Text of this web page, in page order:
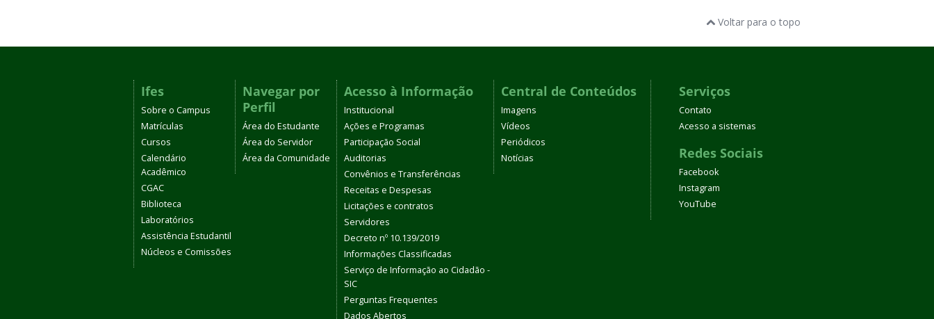
Voltar para o topo
Ifes
Sobre o Campus
Matrículas
Cursos
Calendário
Acadêmico
CGAC
Biblioteca
Laboratórios
Assistência Estudantil
Núcleos e Comissões
Navegar por
Perfil
Área do Estudante
Área do Servidor
Área da Comunidade
Acesso à Informação
Institucional
Ações e Programas
Participação Social
Auditorias
Convênios e Transferências
Receitas e Despesas
Licitações e contratos
Servidores
Decreto nº 10.139/2019
Informações Classificadas
Serviço de Informação ao Cidadão -
SIC
Perguntas Frequentes
Dados Abertos
Central de Conteúdos
Imagens
Vídeos
Periódicos
Notícias
Serviços
Contato
Acesso a sistemas
Redes Sociais
Facebook
Instagram
YouTube